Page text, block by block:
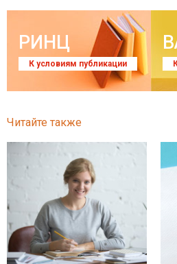
РИНЦ
К условиям публикации
Читайте также